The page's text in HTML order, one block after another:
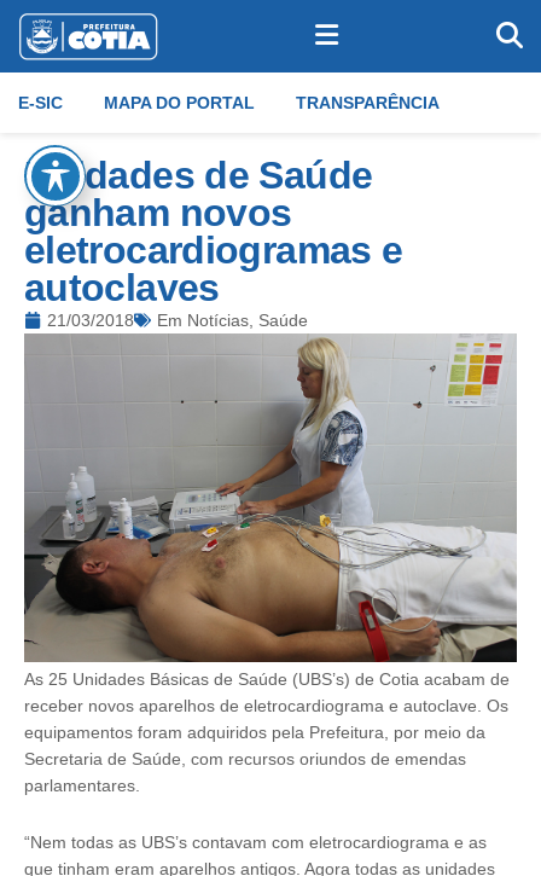
E-SIC MAPA DO PORTAL TRANSPARÊNCIA
Unidades de Saúde
ganham novos
eletrocardiogramas e
autoclaves
21/03/2018 Em Notícias Saúde
As 25 Unidades Básicas de Saúde (UBS’s) de Cotia acabam de
receber novos aparelhos de eletrocardiograma e autoclave. Os
equipamentos foram adquiridos pela Prefeitura, por meio da
Secretaria de Saúde, com recursos oriundos de emendas
parlamentares.
“Nem todas as UBS’s contavam com eletrocardiograma e as
que tinham eram aparelhos antigos. Agora todas as unidades